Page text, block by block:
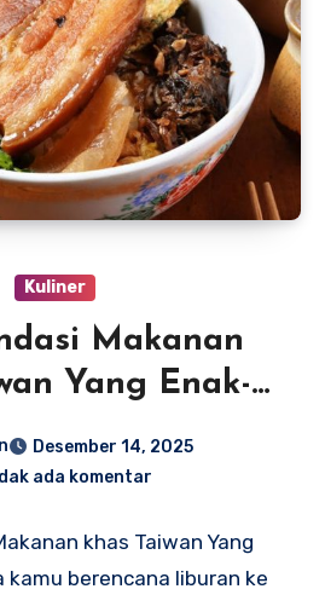
Kuliner
Makanan
Yang Enak-
Desember 14, 2025
ada komentar
khas Taiwan Yang
kamu berencana liburan ke